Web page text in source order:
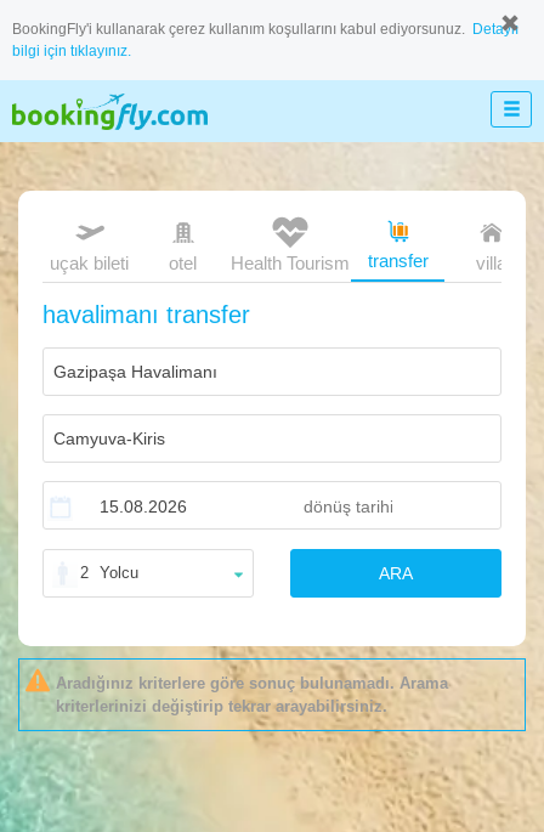
BookingFly'i kullanarak çerez kullanım koşullarını kabul ediyorsunuz. Detaylı
bilgi için tıklayınız.
uçak bileti otel transfer villa
Health Tourism
havalimanı transfer
2 Yolcu ARA
Aradığınız kriterlere göre sonuç bulunamadı. Arama
kriterlerinizi değiştirip tekrar arayabilirsiniz.